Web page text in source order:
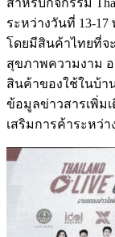
ระหว่างวันที่ 13-
โดยมีสินค้าไทยที่จ
สุขภาพความงาม อ
สินค้าของใช้ในบ้า
ข้อมูลข่าวสารเพิ่ม
เสริมการค้าระหว่า